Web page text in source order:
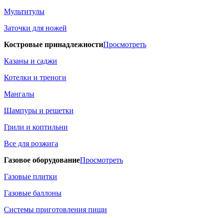
Мультитулы
Заточки для ножей
Костровые принадлежностиПросмотреть
Казаны и саджи
Котелки и треноги
Мангалы
Шампуры и решетки
Грили и коптильни
Все для розжига
Газовое оборудованиеПросмотреть
Газовые плитки
Газовые баллоны
Системы приготовления пищи